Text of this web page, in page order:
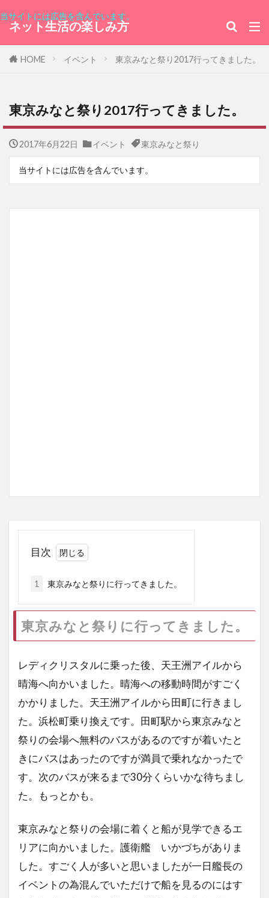
当サイトには広告を含んでいます。
ネット生活の楽しみ方
HOME イベント 東京みなと祭り2017行ってきました。
東京みなと祭り2017行ってきました。
2017年6月22日 イベント 東京みなと祭り
当サイトには広告を含んでいます。
目次
1 東京みなと祭りに行ってきました。
東京みなと祭りに行ってきました。
レディクリスタルに乗った後、天王洲アイルから
晴海へ向かいました。晴海への移動時間がすごく
かかりました。天王洲アイルから田町に行きまし
た。浜松町乗り換えです。田町駅から東京みなと
祭りの会場へ無料のバスがあるのですが着いたと
きにバスはあったのですが満員で乗れなかったで
す。次のバスが来るまで30分くらいかな待ちまし
た。もっとかも。
東京みなと祭りの会場に着くと船が見学できるエ
リアに向かいました。護衛艦 いかづちがありま
した。すごく人が多いと思いましたが一日艦長の
イベントの為混んでいただけで船を見るのにはす